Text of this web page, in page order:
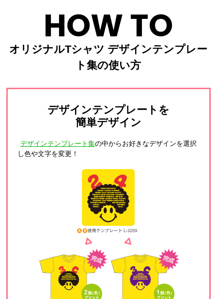
HOW TO
オリジナルTシャツ デザインテンプレー
ト集の使い方
デザインテンプレートを
簡単デザイン
デザインテンプレート集の中からお好きなデザインを選択
し色や文字を変更！